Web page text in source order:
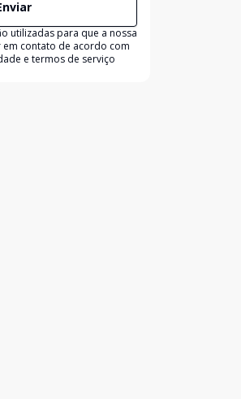
utilizadas para que a nossa
contato de acordo com
e termos de serviço